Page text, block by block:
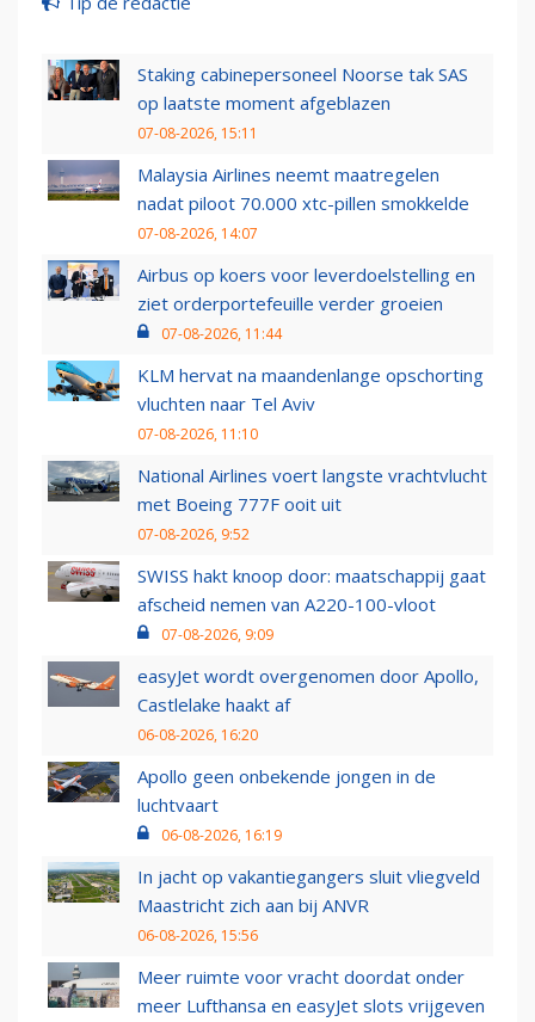
Staking cabinepersoneel Noorse tak SAS
op laatste moment afgeblazen
07-08-2026, 15:11
Malaysia Airlines neemt maatregelen
nadat piloot 70.000 xtc-pillen smokkelde
07-08-2026, 14:07
Airbus op koers voor leverdoelstelling en
ziet orderportefeuille verder groeien
07-08-2026, 11:44
KLM hervat na maandenlange opschorting
vluchten naar Tel Aviv
07-08-2026, 11:10
National Airlines voert langste vrachtvlucht
met Boeing 777F ooit uit
07-08-2026, 9:52
SWISS hakt knoop door: maatschappij gaat
afscheid nemen van A220-100-vloot
07-08-2026, 9:09
easyJet wordt overgenomen door Apollo,
Castlelake haakt af
06-08-2026, 16:20
Apollo geen onbekende jongen in de
luchtvaart
06-08-2026, 16:19
In jacht op vakantiegangers sluit vliegveld
Maastricht zich aan bij ANVR
06-08-2026, 15:56
Meer ruimte voor vracht doordat onder
meer Lufthansa en easyJet slots vrijgeven